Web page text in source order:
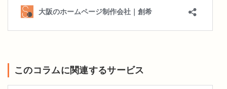
このコラムに関連するサービス